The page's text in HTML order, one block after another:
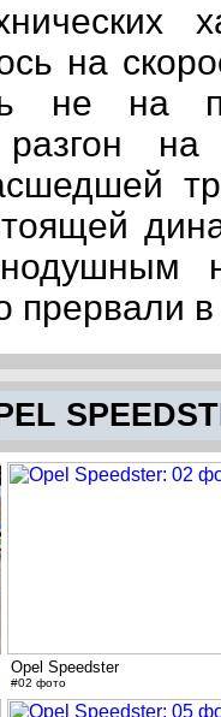
на
не на
разгон
прервали
Opel Speedster
#02 фото